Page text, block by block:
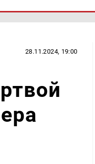
28.11.2024, 19:00